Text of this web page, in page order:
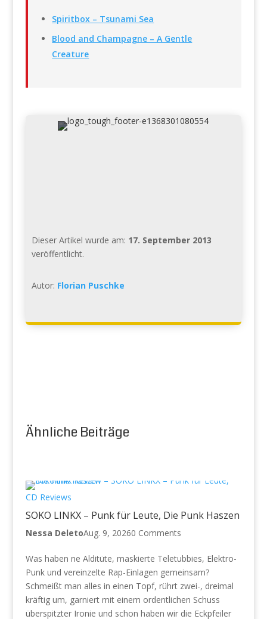
Spiritbox – Tsunami Sea
Blood and Champagne – A Gentle
Creature
Dieser Artikel wurde am: 17. September 2013
veröffentlicht.
Autor: Florian Puschke
Ähnliche Beiträge
CD Reviews
SOKO LINKX – Punk für Leute, Die Punk Haszen
Nessa DeletoAug. 9, 20260 Comments
Was haben ne Alditüte, maskierte Teletubbies, Elektro-
Punk und vereinzelte Rap-Einlagen gemeinsam?
Schmeißt man alles in einen Topf, rührt zwei-, dreimal
kräftig um, garniert mit einem ordentlichen Schuss
überspitzter Ironie und schon haben wir die Eckpfeiler